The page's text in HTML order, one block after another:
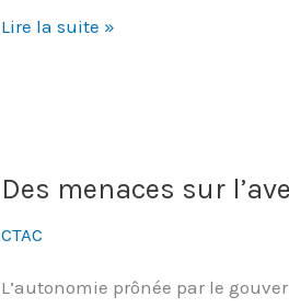
Encore
de
services
Lire la suite »
Des menaces sur
CTAC
L’autonomie prônée par le